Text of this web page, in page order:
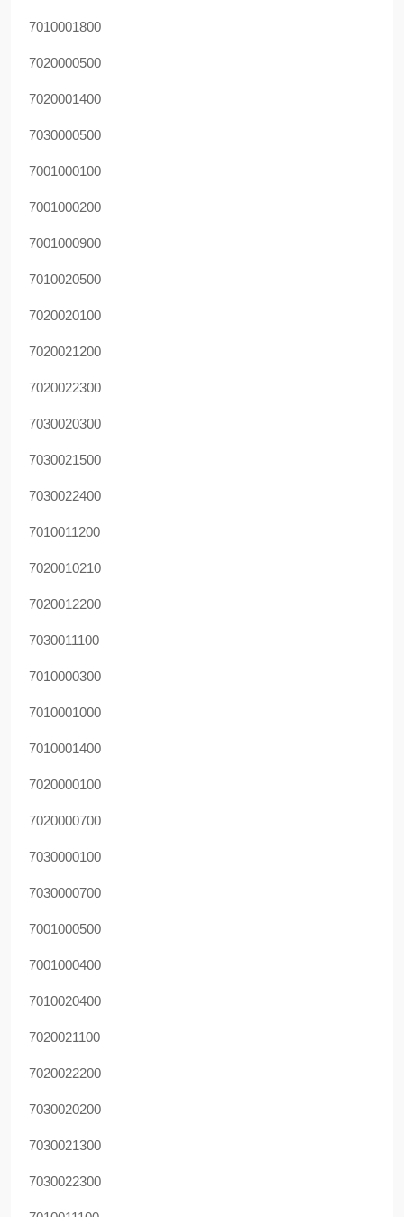
7010001800
7020000500
7020001400
7030000500
7001000100
7001000200
7001000900
7010020500
7020020100
7020021200
7020022300
7030020300
7030021500
7030022400
7010011200
7020010210
7020012200
7030011100
7010000300
7010001000
7010001400
7020000100
7020000700
7030000100
7030000700
7001000500
7001000400
7010020400
7020021100
7020022200
7030020200
7030021300
7030022300